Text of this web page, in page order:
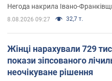
Негода накрила Івано-
8.08.2026 09:27 32,7 т.
Жінці нарахували 729
покази зіпсованого
неочікуване рішення